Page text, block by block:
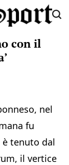
con il
nel
fu
tenuto dal
il vertice